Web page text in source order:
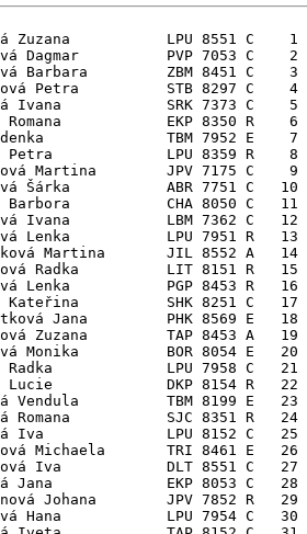
Zuzana           LPU 8551 C    1
Dagmar          PVP 7053 C    2
Barbara         ZBM 8451 C    3
Petra          STB 8297 C    4
Ivana            SRK 7373 C    5
Romana            EKP 8350 R    6
TBM 7952 E    7
Petra             LPU 8359 R    8
Martina        JPV 7175 C    9
Šárka           ABR 7751 C   10
Barbora           CHA 8050 C   11
Ivana           LBM 7362 C   12
Lenka           LPU 7951 R   13
Martina       JIL 8552 A   14
Radka          LIT 8151 R   15
Lenka           PGP 8453 R   16
Kateřina          SHK 8251 C   17
Jana         PHK 8569 E   18
Zuzana         TAP 8453 A   19
Monika          BOR 8054 E   20
Radka             LPU 7958 C   21
Lucie             DKP 8154 R   22
Vendula          TBM 8199 E   23
Romana           SJC 8351 R   24
Iva              LPU 8152 C   25
Michaela       TRI 8461 E   26
Iva            DLT 8551 C   27
Jana             EKP 8053 C   28
Johana        JPV 7852 R   29
Hana            LPU 7954 C   30